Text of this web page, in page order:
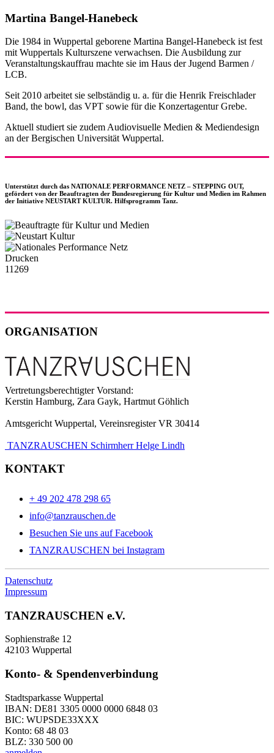
Martina Bangel-Hanebeck
Die 1984 in Wuppertal geborene Martina Bangel-Hanebeck ist fest
mit Wuppertals Kulturszene verwachsen. Die Ausbildung zur
Veranstaltungskauffrau machte sie im Haus der Jugend Barmen /
LCB.
Seit 2010 arbeitet sie selbständig u. a. für die Henrik Freischlader
Band, the bowl, das VPT sowie für die Konzertagentur Grebe.
Aktuell studiert sie zudem Audiovisuelle Medien & Mediendesign
an der Bergischen Universität Wuppertal.
Unterstützt durch das NATIONALE PERFORMANCE NETZ – STEPPING OUT,
gefördert von der Beauftragten der Bundesregierung für Kultur und Medien im Rahmen
der Initiative NEUSTART KULTUR. Hilfsprogramm Tanz.
Drucken
11269
ORGANISATION
Vertretungsberechtigter Vorstand:
Kerstin Hamburg, Zara Gayk, Hartmut Göhlich
Amtsgericht Wuppertal, Vereinsregister VR 30414
TANZRAUSCHEN Schirmherr Helge Lindh
KONTAKT
+ 49 202 478 298 65
info@tanzrauschen.de
Besuchen Sie uns auf Facebook
TANZRAUSCHEN bei Instagram
Datenschutz
Impressum
TANZRAUSCHEN e.V.
Sophienstraße 12
42103 Wuppertal
Konto- & Spendenverbindung
Stadtsparkasse Wuppertal
IBAN: DE81 3305 0000 0000 6848 03
BIC: WUPSDE33XXX
Konto: 68 48 03
BLZ: 330 500 00